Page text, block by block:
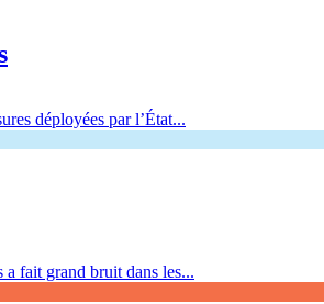
déployées par l’État...
a fait grand bruit dans les...